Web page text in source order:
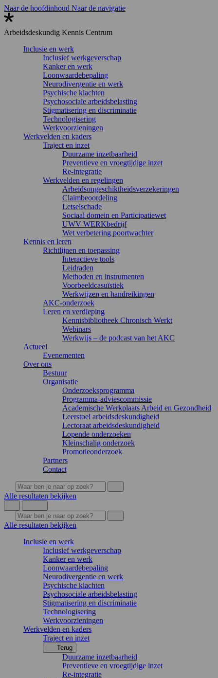
Naar de hoofdinhoud Naar de navigatie
Arbeidsdeskundig Kennis Centrum
Inclusie en werk
Inclusief werkgeverschap
Kanker en werk
Loonwaardebepaling
Neurodivergentie en werk
Psychische klachten
Psychosociale arbeidsbelasting
Stigmatisering en discriminatie
Technologisering
Werkvoorzieningen
Werkvelden en kaders
Traject en inzet
Duurzame inzetbaarheid
Preventieve en vroegtijdige inzet
Re-integratie
Werkvelden en regelingen
Arbeidsongeschiktheidsverzekeringen
Claimbeoordeling
Letselschade
Sociaal domein en Participatiewet
UWV WERKbedrijf
Wet verbetering poortwachter
Kennis en leren
Richtlijnen en toepassing
Interactieve tools
Leidraden
Methoden en instrumenten
Voorbeeldcasuïstiek
Werkwijzen en handreikingen
AKC-onderzoek
Leren en verdieping
Kennisbibliotheek Chronisch Werkt
Webinars
Werkwijs – de podcast van het AKC
Actueel
Evenementen
Over ons
Bestuur
Organisatie
Onderzoeksprogramma
Programma-adviescommissie
Academische Werkplaats Arbeid en Gezondheid
Leerstoel arbeidsdeskundigheid
Lectoraat arbeidsdeskundigheid
Lopende onderzoeken
Kleinschalig onderzoek
Promotieonderzoek
Partners
Contact
Alle resultaten bekijken
Alle resultaten bekijken
Inclusie en werk
Inclusief werkgeverschap
Kanker en werk
Loonwaardebepaling
Neurodivergentie en werk
Psychische klachten
Psychosociale arbeidsbelasting
Stigmatisering en discriminatie
Technologisering
Werkvoorzieningen
Werkvelden en kaders
Traject en inzet
Terug
Duurzame inzetbaarheid
Preventieve en vroegtijdige inzet
Re-integratie